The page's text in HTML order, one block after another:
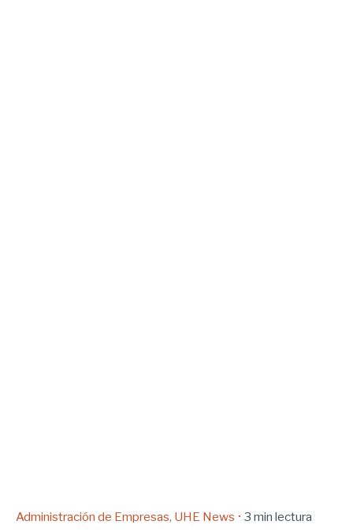
Administración de Empresas UHE News 3 min lectura